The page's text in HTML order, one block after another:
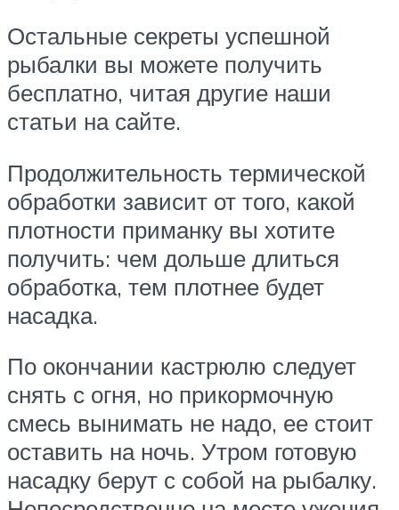
Остальные секреты успешной
рыбалки вы можете получить
бесплатно, читая другие наши
статьи на сайте.
Продолжительность термической
обработки зависит от того, какой
плотности приманку вы хотите
получить: чем дольше длиться
обработка, тем плотнее будет
насадка.
По окончании кастрюлю следует
снять с огня, но прикормочную
смесь вынимать не надо, ее стоит
оставить на ночь. Утром готовую
насадку берут с собой на рыбалку.